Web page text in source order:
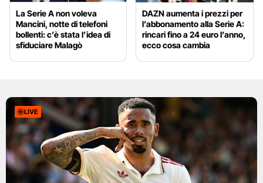
La Serie A non voleva
Mancini, notte di telefoni
bollenti: c’è stata l’idea di
sfiduciare Malagò
DAZN aumenta i prezzi per
l’abbonamento alla Serie A:
rincari fino a 24 euro l’anno,
ecco cosa cambia
LIVE